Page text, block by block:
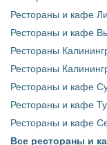
Рестораны и кафе
Рестораны и кафе
Рестораны
Рестораны
Рестораны и кафе
Рестораны и кафе
Рестораны и кафе
Все рестораны и